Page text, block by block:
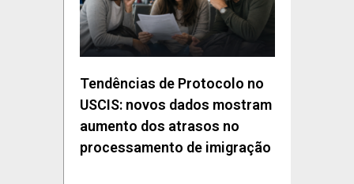
Tendências de Protocolo no
USCIS: novos dados mostram
aumento dos atrasos no
processamento de imigração